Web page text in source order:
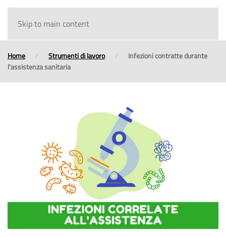
Skip to main content
Home Strumenti di lavoro
Infezioni contratte durante
l'assistenza sanitaria